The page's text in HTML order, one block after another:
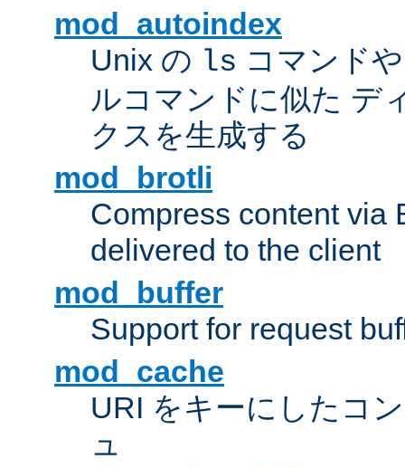
mod_autoindex
Unix の ls コマンド
ルコマンドに似た デ
クスを生成する
mod_brotli
Compress content via
delivered to the client
mod_buffer
Support for request
mod_cache
URI をキーにしたコ
ュ